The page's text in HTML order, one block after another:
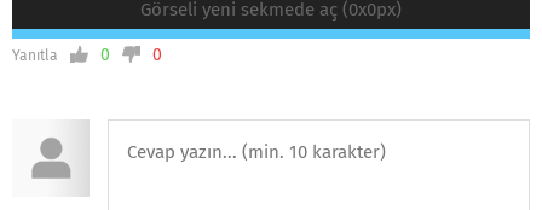
Görseli yeni sekmede aç (0x0px)
Yanıtla 0 0